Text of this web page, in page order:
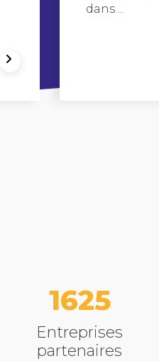
dans ...
2145
Entreprises
partenaires